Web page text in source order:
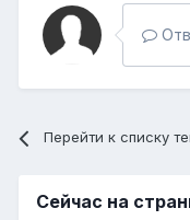
Перейти к списку
Сейчас на